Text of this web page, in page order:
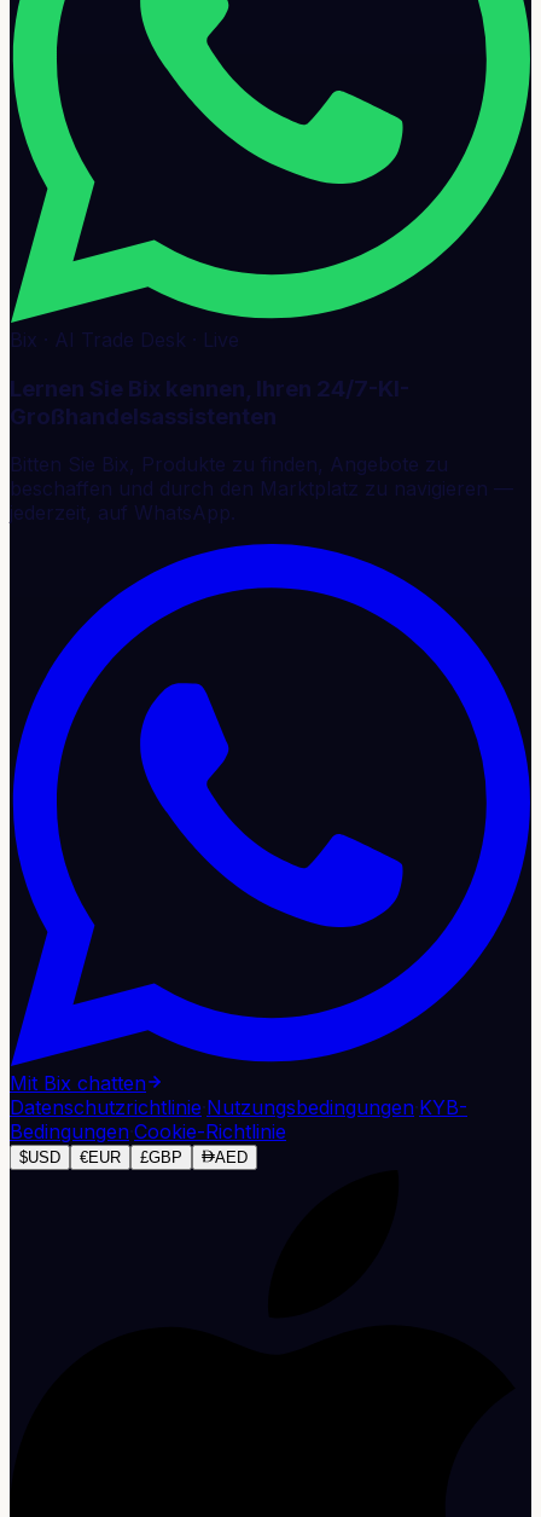
Bix · AI Trade Desk · Live
Lernen Sie Bix kennen, Ihren 24/7-KI-
Großhandelsassistenten
Bitten Sie Bix, Produkte zu finden, Angebote zu
beschaffen und durch den Marktplatz zu navigieren —
jederzeit, auf WhatsApp.
Mit Bix chatten
Datenschutzrichtlinie·Nutzungsbedingungen·KYB-
Bedingungen·Cookie-Richtlinie
$USD €EUR £GBP AED